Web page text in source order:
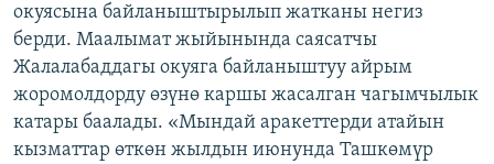
окуясына байланыштырылып жатканы негиз
берди. Маалымат жыйынында саясатчы
Жалалабаддагы окуяга байланыштуу айрым
жоромолдорду өзүнө каршы жасалган чагымчылык
катары баалады. «Мындай аракеттерди атайын
кызматтар өткөн жылдын июнунда Ташкөмүр